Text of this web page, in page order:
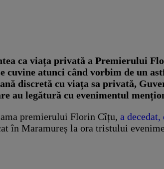
ca viața privată a Premierului
cuvine atunci când vorbim de un
discretă cu viața sa privată,
au legătură cu evenimentul
premierului Florin Cîțu, a
în Maramureș la ora tristului